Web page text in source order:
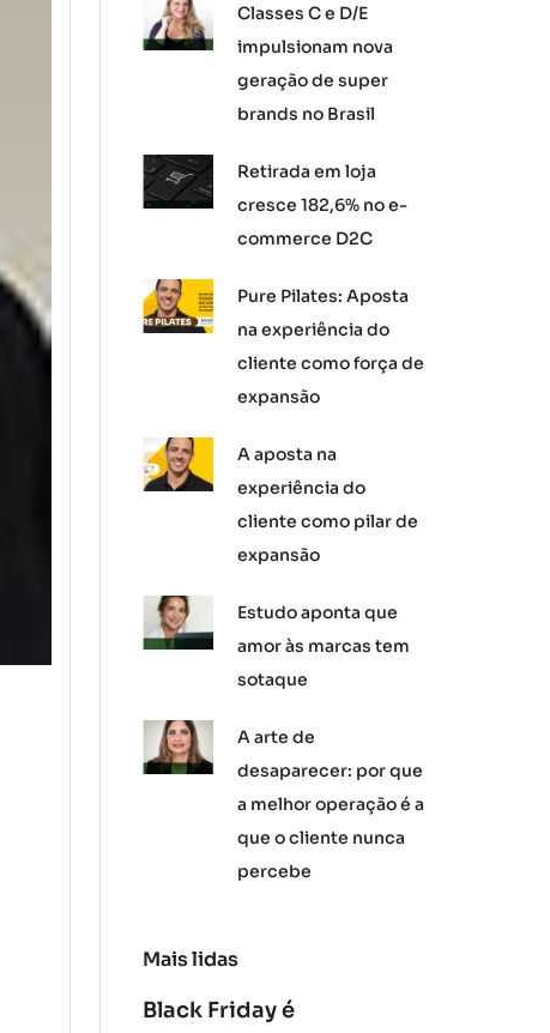
Classes C e D/E
impulsionam nova
geração de super
brands no Brasil
Retirada em loja
cresce 182,6% no e-
commerce D2C
Pure Pilates: Aposta
na experiência do
cliente como força de
expansão
A aposta na
experiência do
cliente como pilar de
expansão
Estudo aponta que
amor às marcas tem
sotaque
A arte de
desaparecer: por que
a melhor operação é a
que o cliente nunca
percebe
Mais lidas
Black Friday é